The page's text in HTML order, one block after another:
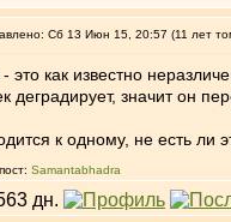
Сб 13 Июн 15, 20:57 (11 лет
это как известно
деградирует, значит он
к одному, не есть ли
Samantabhadra